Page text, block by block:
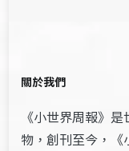
關於我們
《小世界周報》
物，創刊至今，《